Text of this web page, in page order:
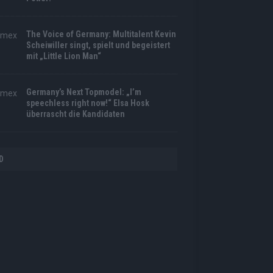
The Voice of Germany: Multitalent Kevin
Scheiwiller singt, spielt und begeistert
mit „Little Lion Man“
Germany’s Next Topmodel: „I’m
speechless right now!“ Elsa Hosk
überrascht die Kandidaten